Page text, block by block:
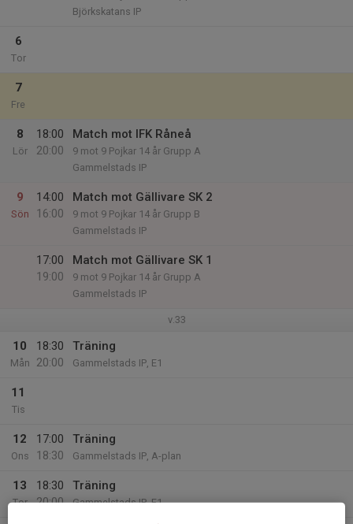
Björkskatans IP
6
Tor
7
Fre
8
Lör
18:00
20:00
Match mot IFK Råneå
9 mot 9 Pojkar 14 år Grupp A
Gammelstads IP
9
Sön
14:00
16:00
Match mot Gällivare SK 2
9 mot 9 Pojkar 14 år Grupp B
Gammelstads IP
17:00
19:00
Match mot Gällivare SK 1
9 mot 9 Pojkar 14 år Grupp A
Gammelstads IP
v.33
10
Mån
18:30
20:00
Träning
Gammelstads IP, E1
11
Tis
12
Ons
17:00
18:30
Träning
Gammelstads IP, A-plan
13
Tor
18:30
20:00
Träning
Gammelstads IP, E1